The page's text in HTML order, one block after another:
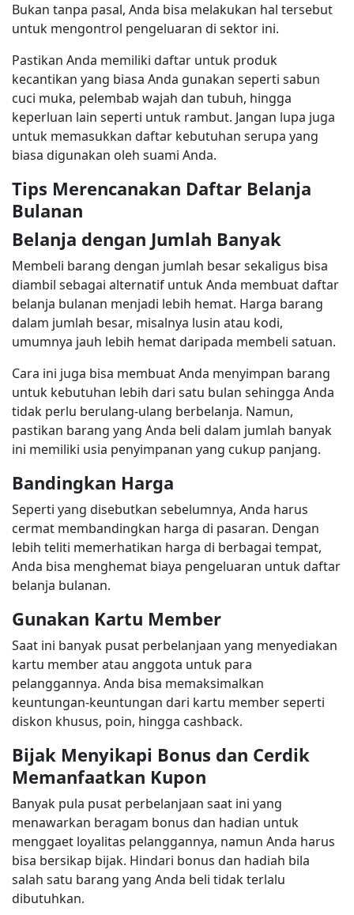
Bukan tanpa pasal, Anda bisa melakukan hal tersebut
untuk mengontrol pengeluaran di sektor ini.
Pastikan Anda memiliki daftar untuk produk
kecantikan yang biasa Anda gunakan seperti sabun
cuci muka, pelembab wajah dan tubuh, hingga
keperluan lain seperti untuk rambut. Jangan lupa juga
untuk memasukkan daftar kebutuhan serupa yang
biasa digunakan oleh suami Anda.
Tips Merencanakan Daftar Belanja
Bulanan
Belanja dengan Jumlah Banyak
Membeli barang dengan jumlah besar sekaligus bisa
diambil sebagai alternatif untuk Anda membuat daftar
belanja bulanan menjadi lebih hemat. Harga barang
dalam jumlah besar, misalnya lusin atau kodi,
umumnya jauh lebih hemat daripada membeli satuan.
Cara ini juga bisa membuat Anda menyimpan barang
untuk kebutuhan lebih dari satu bulan sehingga Anda
tidak perlu berulang-ulang berbelanja. Namun,
pastikan barang yang Anda beli dalam jumlah banyak
ini memiliki usia penyimpanan yang cukup panjang.
Bandingkan Harga
Seperti yang disebutkan sebelumnya, Anda harus
cermat membandingkan harga di pasaran. Dengan
lebih teliti memerhatikan harga di berbagai tempat,
Anda bisa menghemat biaya pengeluaran untuk daftar
belanja bulanan.
Gunakan Kartu Member
Saat ini banyak pusat perbelanjaan yang menyediakan
kartu member atau anggota untuk para
pelanggannya. Anda bisa memaksimalkan
keuntungan-keuntungan dari kartu member seperti
diskon khusus, poin, hingga cashback.
Bijak Menyikapi Bonus dan Cerdik
Memanfaatkan Kupon
Banyak pula pusat perbelanjaan saat ini yang
menawarkan beragam bonus dan hadian untuk
menggaet loyalitas pelanggannya, namun Anda harus
bisa bersikap bijak. Hindari bonus dan hadiah bila
salah satu barang yang Anda beli tidak terlalu
dibutuhkan.